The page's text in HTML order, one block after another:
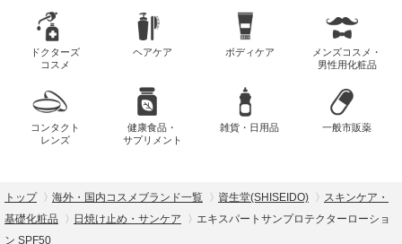
ドクターズ
コスメ
ヘアケア ボディケア
メンズコスメ・
男性用化粧品
コンタクト
レンズ
健康食品・
サプリメント
雑貨・日用品 一般市販薬
トップ 海外・国内コスメブランド一覧 資生堂(SHISEIDO)
スキンケア・
基礎化粧品
日焼け止め・サンケア
エキスパートサンプロテクターローショ
ン SPF50